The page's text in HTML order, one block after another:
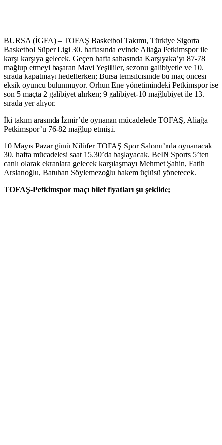
BURSA (İGFA) – TOFAŞ Basketbol Takımı, Türkiye Sigorta
Basketbol Süper Ligi 30. haftasında evinde Aliağa Petkimspor ile
karşı karşıya gelecek. Geçen hafta sahasında Karşıyaka’yı 87-78
mağlup etmeyi başaran Mavi Yeşilliler, sezonu galibiyetle ve 10.
sırada kapatmayı hedeflerken; Bursa temsilcisinde bu maç öncesi
eksik oyuncu bulunmuyor. Orhun Ene yönetimindeki Petkimspor ise
son 5 maçta 2 galibiyet alırken; 9 galibiyet-10 mağlubiyet ile 13.
sırada yer alıyor.
İki takım arasında İzmir’de oynanan mücadelede TOFAŞ, Aliağa
Petkimspor’u 76-82 mağlup etmişti.
10 Mayıs Pazar günü Nilüfer TOFAŞ Spor Salonu’nda oynanacak
30. hafta mücadelesi saat 15.30’da başlayacak. BeIN Sports 5’ten
canlı olarak ekranlara gelecek karşılaşmayı Mehmet Şahin, Fatih
Arslanoğlu, Batuhan Söylemezoğlu hakem üçlüsü yönetecek.
TOFAŞ-Petkimspor maçı bilet fiyatları şu şekilde;